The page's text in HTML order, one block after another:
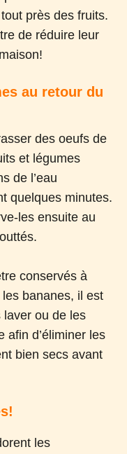
près des fruits.
de réduire leur
au retour du
des oeufs de
et légumes
de l’eau
quelques minutes.
les ensuite au
conservés à
bananes, il est
laver ou de les
afin d’éliminer les
bien secs avant
les